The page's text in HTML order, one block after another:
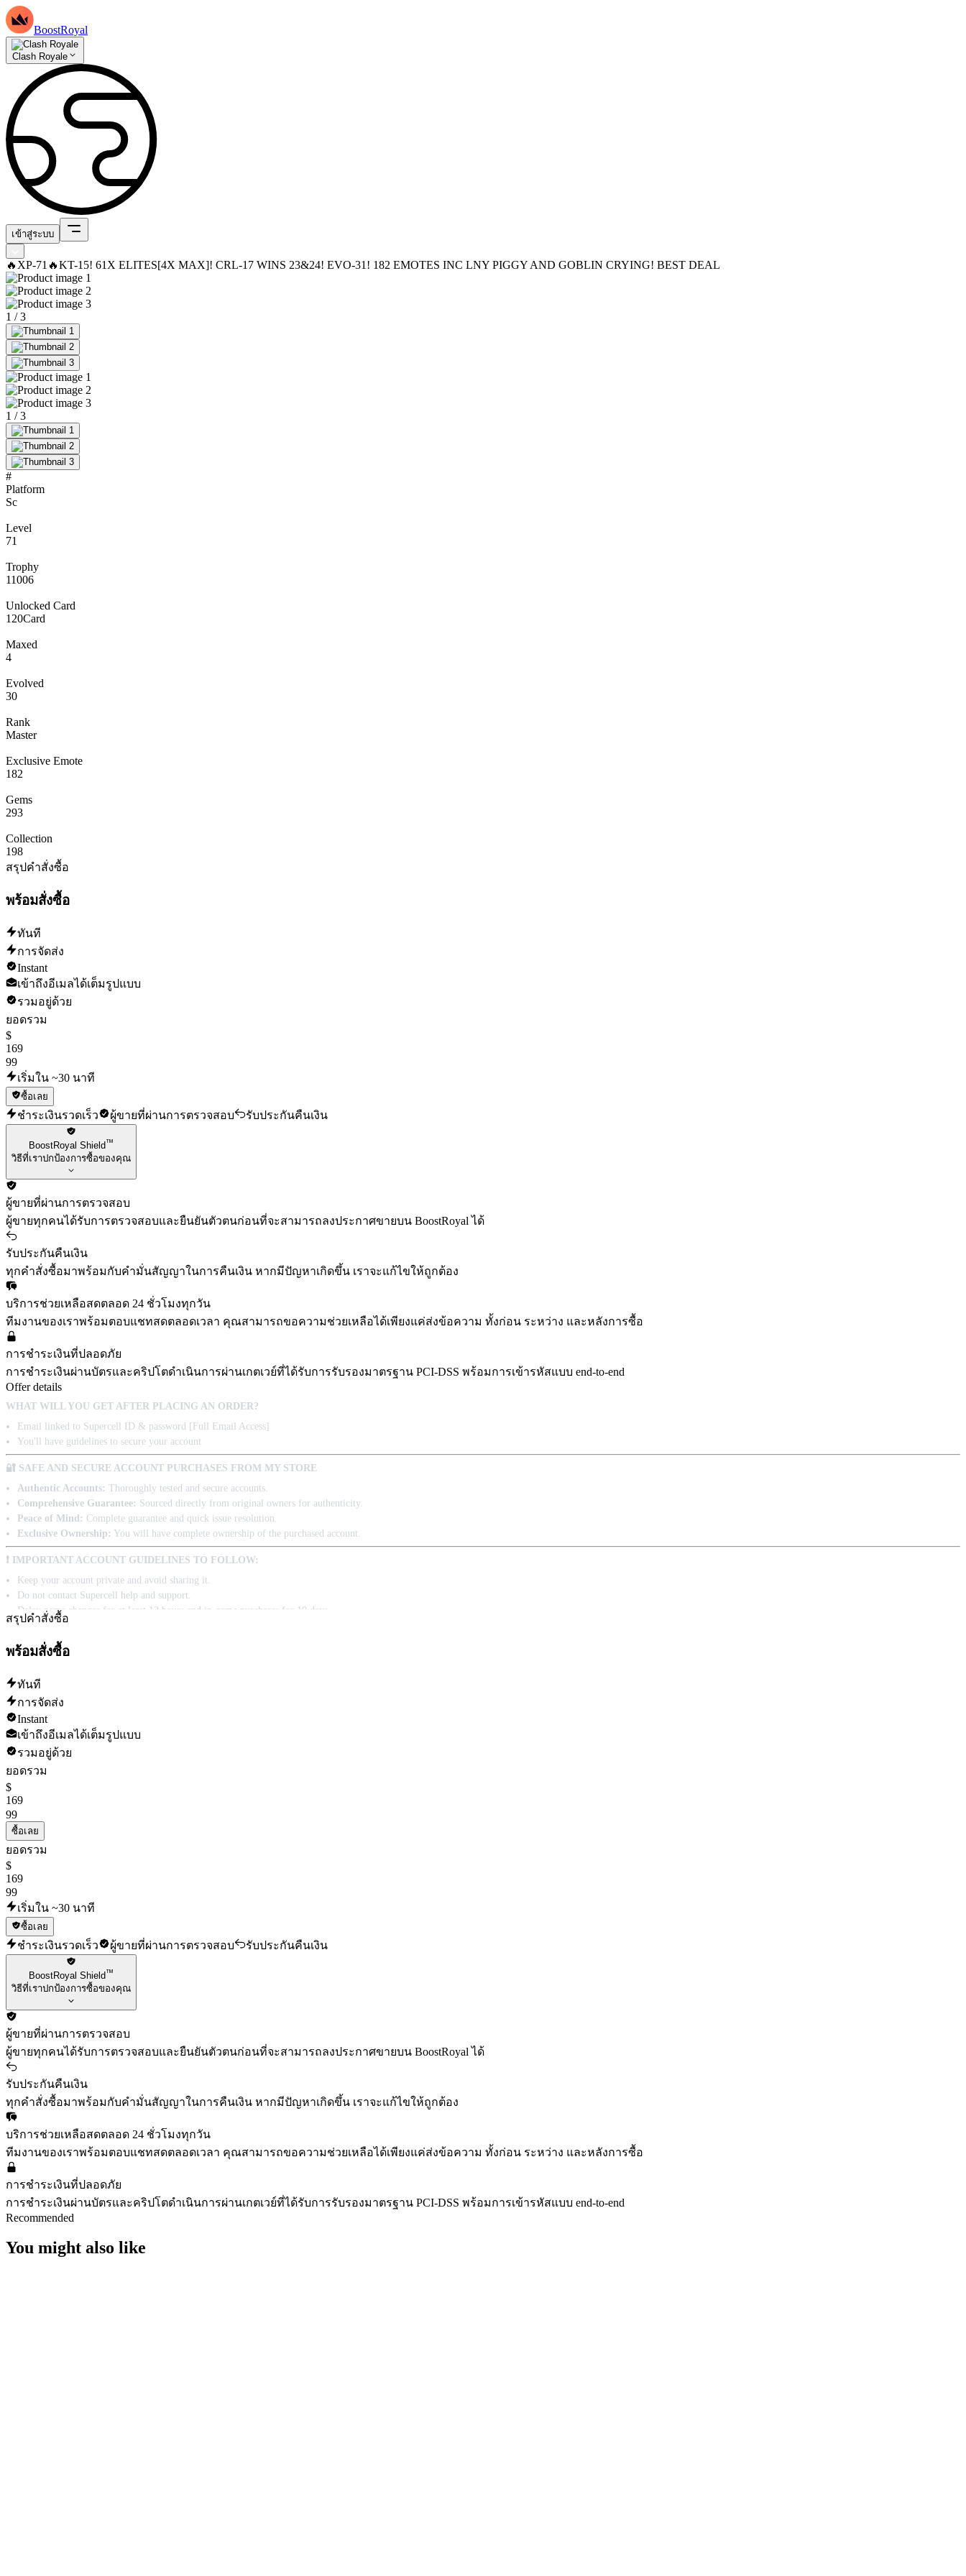
BoostRoyal
Clash Royale
เข้าสู่ระบบ
🔥XP-71🔥KT-15! 61X ELITES[4X MAX]! CRL-17 WINS 23&24! EVO-31! 182 EMOTES INC LNY PIGGY AND GOBLIN CRYING! BEST DEAL
1 /3
1 /3
#
Platform
Sc
Level
71
Trophy
11006
Unlocked Card
120Card
Maxed
4
Evolved
30
Rank
Master
Exclusive Emote
182
Gems
293
Collection
198
สรุปคำสั่งซื้อ
พร้อมสั่งซื้อ
ทันที
การจัดส่ง
Instant
เข้าถึงอีเมลได้เต็มรูปแบบ
รวมอยู่ด้วย
ยอดรวม
$
169
99
เริ่มใน ~30 นาที
ซื้อเลย
ชำระเงินรวดเร็ว ผู้ขายที่ผ่านการตรวจสอบ รับประกันคืนเงิน
BoostRoyal Shield™
วิธีที่เราปกป้องการซื้อของคุณ
ผู้ขายที่ผ่านการตรวจสอบ
ผู้ขายทุกคนได้รับการตรวจสอบและยืนยันตัวตนก่อนที่จะสามารถลงประกาศขายบน BoostRoyal ได้
รับประกันคืนเงิน
ทุกคำสั่งซื้อมาพร้อมกับคำมั่นสัญญาในการคืนเงิน หากมีปัญหาเกิดขึ้น เราจะแก้ไขให้ถูกต้อง
บริการช่วยเหลือสดตลอด 24 ชั่วโมงทุกวัน
ทีมงานของเราพร้อมตอบแชทสดตลอดเวลา คุณสามารถขอความช่วยเหลือได้เพียงแค่ส่งข้อความ ทั้งก่อน ระหว่าง และหลังการซื้อ
การชำระเงินที่ปลอดภัย
การชำระเงินผ่านบัตรและคริปโตดำเนินการผ่านเกตเวย์ที่ได้รับการรับรองมาตรฐาน PCI-DSS พร้อมการเข้ารหัสแบบ end-to-end
Offer details
WHAT WILL YOU GET AFTER PLACING AN ORDER?
Email linked to Supercell ID & password [Full Email Access]
You'll have guidelines to secure your account
🔐 SAFE AND SECURE ACCOUNT PURCHASES FROM MY STORE
Authentic Accounts: Thoroughly tested and secure accounts.
Comprehensive Guarantee: Sourced directly from original owners for authenticity.
Peace of Mind: Complete guarantee and quick issue resolution.
Exclusive Ownership: You will have complete ownership of the purchased account.
❗ IMPORTANT ACCOUNT GUIDELINES TO FOLLOW:
Keep your account private and avoid sharing it.
Do not contact Supercell help and support.
Delay name changes for at least 12 hours and in-game purchases for 10 days.
สรุปคำสั่งซื้อ
พร้อมสั่งซื้อ
ทันที
การจัดส่ง
Instant
เข้าถึงอีเมลได้เต็มรูปแบบ
รวมอยู่ด้วย
ยอดรวม
$
169
99
ซื้อเลย
ยอดรวม
$
169
99
เริ่มใน ~30 นาที
ซื้อเลย
ชำระเงินรวดเร็ว ผู้ขายที่ผ่านการตรวจสอบ รับประกันคืนเงิน
BoostRoyal Shield™
วิธีที่เราปกป้องการซื้อของคุณ
ผู้ขายที่ผ่านการตรวจสอบ
ผู้ขายทุกคนได้รับการตรวจสอบและยืนยันตัวตนก่อนที่จะสามารถลงประกาศขายบน BoostRoyal ได้
รับประกันคืนเงิน
ทุกคำสั่งซื้อมาพร้อมกับคำมั่นสัญญาในการคืนเงิน หากมีปัญหาเกิดขึ้น เราจะแก้ไขให้ถูกต้อง
บริการช่วยเหลือสดตลอด 24 ชั่วโมงทุกวัน
ทีมงานของเราพร้อมตอบแชทสดตลอดเวลา คุณสามารถขอความช่วยเหลือได้เพียงแค่ส่งข้อความ ทั้งก่อน ระหว่าง และหลังการซื้อ
การชำระเงินที่ปลอดภัย
การชำระเงินผ่านบัตรและคริปโตดำเนินการผ่านเกตเวย์ที่ได้รับการรับรองมาตรฐาน PCI-DSS พร้อมการเข้ารหัสแบบ end-to-end
Recommended
You might also like